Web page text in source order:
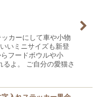
カーにして車や小物
いミニサイズも新登
フードボウルや小
よ。 ご自分の愛猫さ